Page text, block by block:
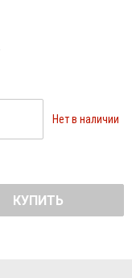
Нет в наличии
КУПИТЬ